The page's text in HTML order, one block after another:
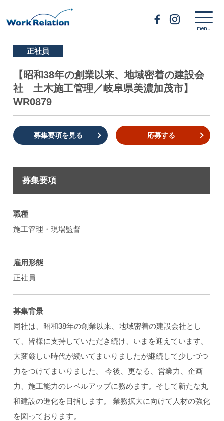
正社員
【昭和38年の創業以来、地域密着の建設会
社 土木施工管理／岐阜県美濃加茂市】
WR0879
募集要項を見る 応募する
募集要項
職種
施工管理・現場監督
雇用形態
正社員
募集背景
同社は、昭和38年の創業以来、地域密着の建設会社とし
て、皆様に支持していただき続け、いまを迎えています。
大変厳しい時代が続いてまいりましたが継続して少しづつ
力をつけてまいりました。 今後、更なる、営業力、企画
力、施工能力のレベルアップに務めます。そして新たな丸
和建設の進化を目指します。 業務拡大に向けて人材の強化
を図っております。